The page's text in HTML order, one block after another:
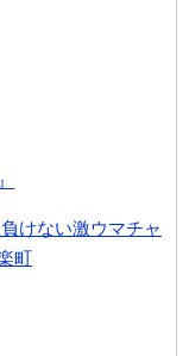
けない激ウマチャ
町